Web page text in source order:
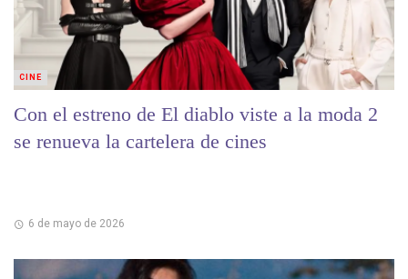
Con el estreno de El diablo viste a la moda 2
se renueva la cartelera de cines
6 de mayo de 2026
CINE